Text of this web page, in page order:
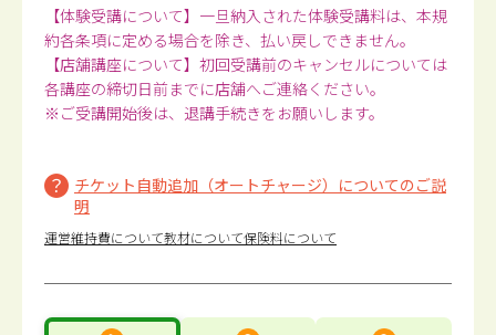
【体験受講について】一旦納入された体験受講料は、本規
約各条項に定める場合を除き、払い戻しできません。
【店舗講座について】初回受講前のキャンセルについては
各講座の締切日前までに店舗へご連絡ください。
※ご受講開始後は、退講手続きをお願いします。
チケット自動追加（オートチャージ）についてのご説
明
運営維持費について教材について保険料について